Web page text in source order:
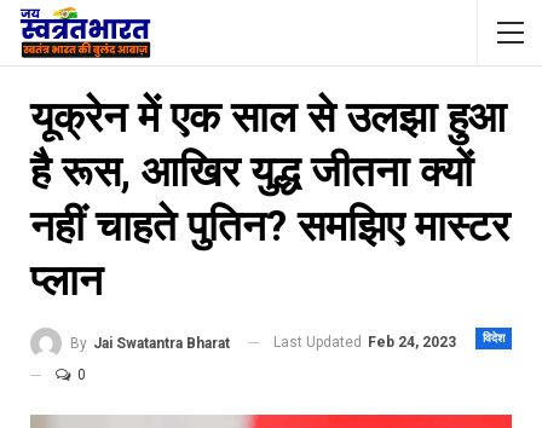
यूक्रेन में एक साल से उलझा हुआ
है रूस, आखिर युद्ध जीतना क्यों
नहीं चाहते पुतिन? समझिए मास्टर
प्लान
विदेश
By Jai Swatantra Bharat Last Updated
Feb 24, 2023
0